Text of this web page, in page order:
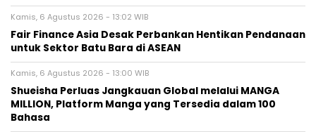
Kamis, 6 Agustus 2026 - 13:02 WIB
Fair Finance Asia Desak Perbankan Hentikan Pendanaan
untuk Sektor Batu Bara di ASEAN
Kamis, 6 Agustus 2026 - 13:00 WIB
Shueisha Perluas Jangkauan Global melalui MANGA
MILLION, Platform Manga yang Tersedia dalam 100
Bahasa